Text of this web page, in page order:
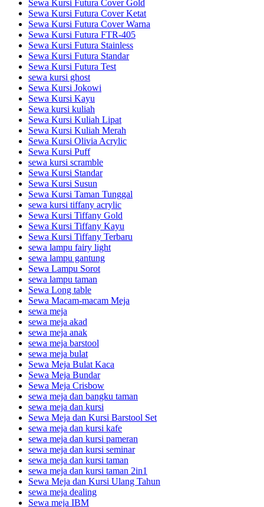
Sewa Kursi Futura Cover Gold
Sewa Kursi Futura Cover Ketat
Sewa Kursi Futura Cover Warna
Sewa Kursi Futura FTR-405
Sewa Kursi Futura Stainless
Sewa Kursi Futura Standar
Sewa Kursi Futura Test
sewa kursi ghost
Sewa Kursi Jokowi
Sewa Kursi Kayu
Sewa kursi kuliah
Sewa Kursi Kuliah Lipat
Sewa Kursi Kuliah Merah
Sewa Kursi Olivia Acrylic
Sewa Kursi Puff
sewa kursi scramble
Sewa Kursi Standar
Sewa Kursi Susun
Sewa Kursi Taman Tunggal
sewa kursi tiffany acrylic
Sewa Kursi Tiffany Gold
Sewa Kursi Tiffany Kayu
Sewa Kursi Tiffany Terbaru
sewa lampu fairy light
sewa lampu gantung
Sewa Lampu Sorot
sewa lampu taman
Sewa Long table
Sewa Macam-macam Meja
sewa meja
sewa meja akad
sewa meja anak
sewa meja barstool
sewa meja bulat
Sewa Meja Bulat Kaca
Sewa Meja Bundar
Sewa Meja Crisbow
sewa meja dan bangku taman
sewa meja dan kursi
Sewa Meja dan Kursi Barstool Set
sewa meja dan kursi kafe
sewa meja dan kursi pameran
sewa meja dan kursi seminar
sewa meja dan kursi taman
sewa meja dan kursi taman 2in1
Sewa Meja dan Kursi Ulang Tahun
sewa meja dealing
Sewa meja IBM